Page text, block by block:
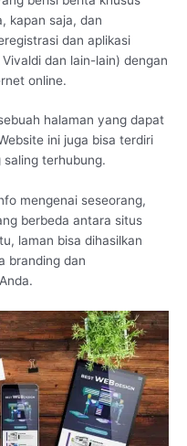
kapan saja, dan
dan aplikasi
dan lain-lain) dengan
online.
halaman yang dapat
ini juga bisa terdiri
terhubung.
mengenai seseorang,
berbeda antara situs
laman bisa dihasilkan
branding dan